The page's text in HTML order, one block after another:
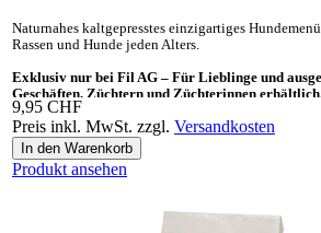
Naturnahes kaltgepresstes einzig­artiges
Rassen und Hunde jeden Alters.
Exklusiv nur bei Fil AG – Für Lieblinge und
Geschäften, Züchtern und Züchterinnen
Ideal auch als «Gesundes Leckerli» und
9,95 CHF
Preis inkl. MwSt. zzgl. Versandkosten
Produkt ansehen